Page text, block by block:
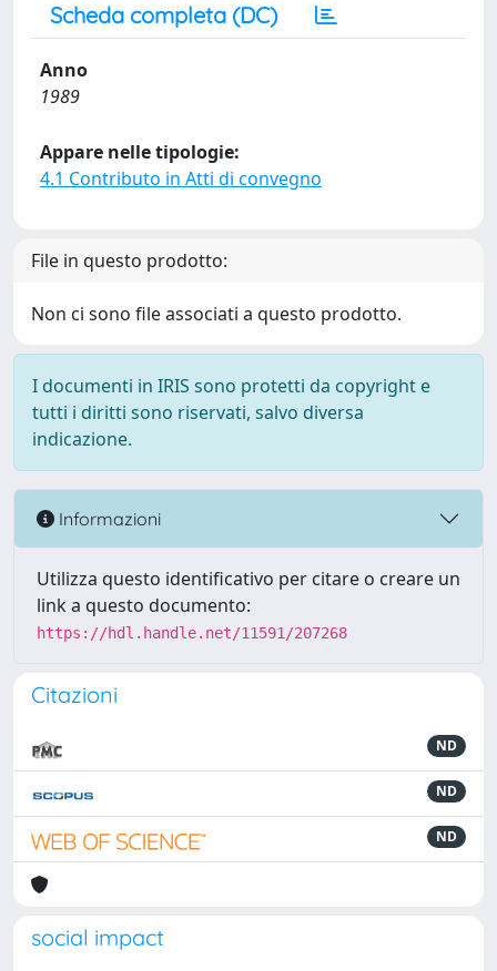
Scheda completa (DC)
Anno
1989
Appare nelle tipologie:
4.1 Contributo in Atti di convegno
File in questo prodotto:
Non ci sono file associati a questo prodotto.
I documenti in IRIS sono protetti da copyright e
tutti i diritti sono riservati, salvo diversa
indicazione.
Informazioni
Utilizza questo identificativo per citare o creare un
link a questo documento:
https://hdl.handle.net/11591/207268
Citazioni
ND
ND
ND
social impact